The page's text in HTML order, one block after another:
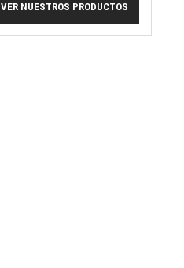
VER NUESTROS PRODUCTOS